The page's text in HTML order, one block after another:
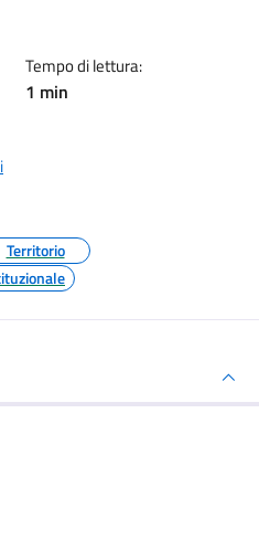
Tempo di lettura:
1 min
Territorio